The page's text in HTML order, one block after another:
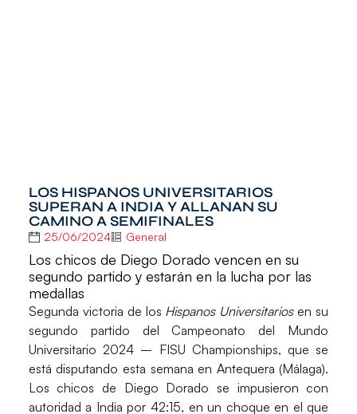
LOS HISPANOS UNIVERSITARIOS
SUPERAN A INDIA Y ALLANAN SU
CAMINO A SEMIFINALES
25/06/2024 General
Los chicos de Diego Dorado vencen en su
segundo partido y estarán en la lucha por las
medallas
Segunda victoria de los Hispanos Universitarios en su
segundo partido del Campeonato del Mundo
Universitario 2024 – FISU Championships, que se
está disputando esta semana en Antequera (Málaga).
Los chicos de Diego Dorado se impusieron con
autoridad a Indiapor 42:15, en un choque en el que